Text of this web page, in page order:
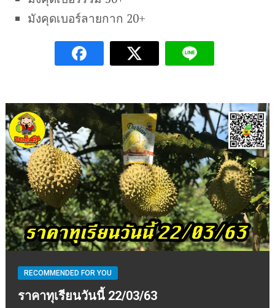
มังคุดเบอร์ลายกาก 20+
RECOMMENDED FOR YOU
ราคาทุเรียนวันนี้ 22/03/63